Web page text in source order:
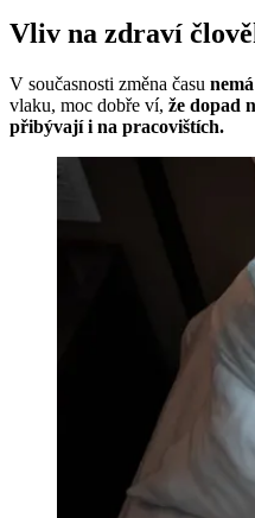
Vliv na zdraví
V současnosti změna času
vlaku, moc dobře ví, že dopad
přibývají i na pracovištích.